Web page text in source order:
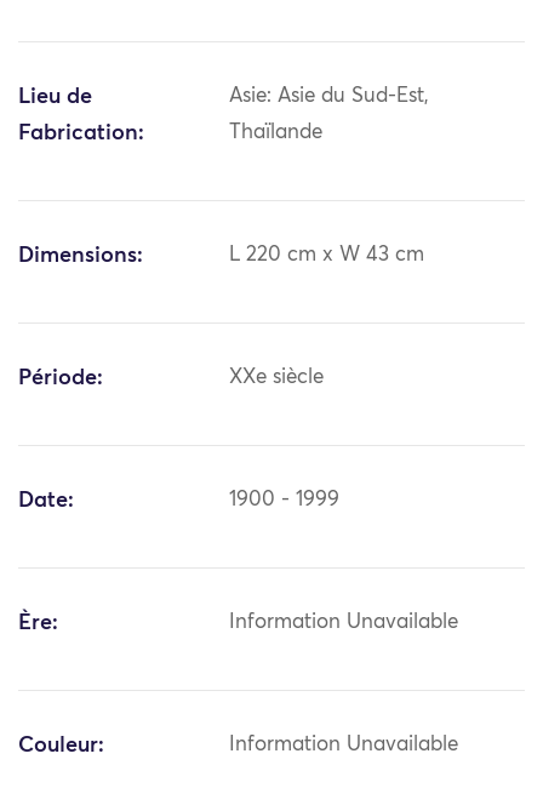
Lieu de
Fabrication:
Asie: Asie du Sud-Est,
Thaïlande
Dimensions: L 220 cm x W 43 cm
Période: XXe siècle
Date: 1900 - 1999
Ère: Information Unavailable
Couleur: Information Unavailable